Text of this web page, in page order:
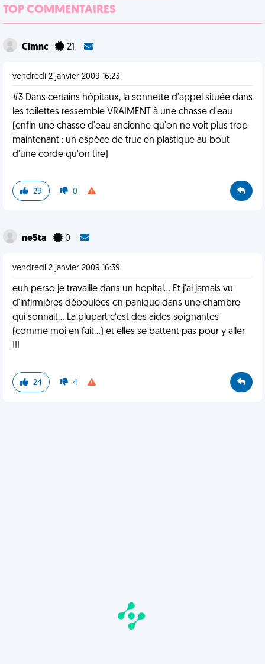
TOP COMMENTAIRES
Clmnc 21
vendredi 2 janvier 2009 16:23
#3 Dans certains hôpitaux, la sonnette d'appel située dans
les toilettes ressemble VRAIMENT à une chasse d'eau
(enfin une chasse d'eau ancienne qu'on ne voit plus trop
maintenant : un espèce de truc en plastique au bout
d'une corde qu'on tire)
29 0
ne5ta 0
vendredi 2 janvier 2009 16:39
euh perso je travaille dans un hopital... Et j'ai jamais vu
d'infirmières déboulées en panique dans une chambre
qui sonnait... La plupart c'est des aides soignantes
(comme moi en fait...) et elles se battent pas pour y aller
!!!
24 4